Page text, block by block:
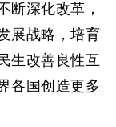
断深化改革，
展战略，培育
生改善良性互
各国创造更多